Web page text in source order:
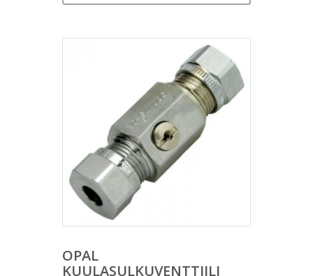
OPAL
KUULASULKUVENTTIILI